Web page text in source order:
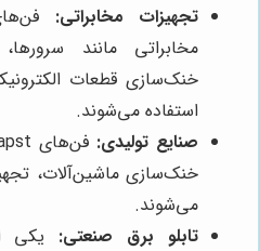
تجهیزات مخابراتی:
مخابراتی مانند
خنک‌سازی قطعات
استفاده می‌شوند.
صنایع تولیدی:
خنک‌سازی ماشین‌آلات،
می‌شوند.
تابلو برق صنعتی: یکی